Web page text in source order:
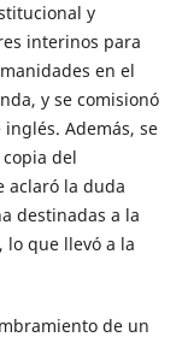
y
interinos para
en el
y se comisionó
Además, se
del
aclaró la duda
destinadas a la
lo que llevó a la
de un